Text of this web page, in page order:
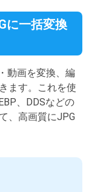
に一括変換
動画を変換、編
ます。これを使
、DDSなどの
、高画質にJPG